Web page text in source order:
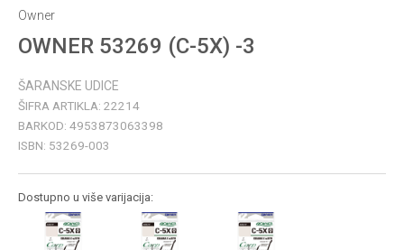
Owner
OWNER 53269 (C-5X) -3
ŠARANSKE UDICE
ŠIFRA ARTIKLA: 22214
BARKOD: 4953873063398
ISBN: 53269-003
Dostupno u više varijacija: